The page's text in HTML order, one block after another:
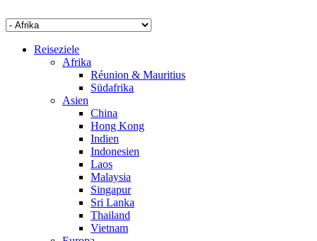
Reiseziele
Afrika
Réunion & Mauritius
Südafrika
Asien
China
Hong Kong
Indien
Indonesien
Laos
Malaysia
Singapur
Sri Lanka
Thailand
Vietnam